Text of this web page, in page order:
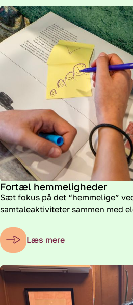
Fortæl hemmeligheder
Sæt fokus på det “hemmelige”
samtaleaktiviteter sammen med
Læs mere